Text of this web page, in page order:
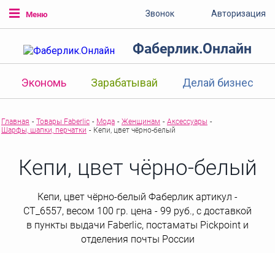
Меню Звонок Авторизация
Фаберлик.Онлайн
Экономь Зарабатывай Делай бизнес
Главная - Товары Faberlic - Мода - Женщинам - Аксессуары -
Шарфы, шапки, перчатки - Кепи, цвет чёрно-белый
Кепи, цвет чёрно-белый
Кепи, цвет чёрно-белый Фаберлик артикул -
СТ_6557, весом 100 гр. цена - 99 руб., с доставкой
в пункты выдачи Faberlic, постаматы Рickpoint и
отделения почты России